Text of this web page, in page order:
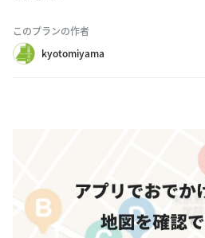
このプランの作者
kyotomiyama